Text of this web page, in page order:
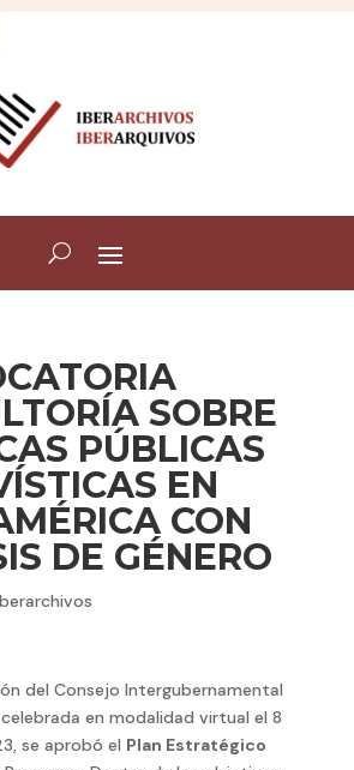
SOBRE
PÚBLICAS
EN
CON
DE GÉNERO
del Consejo Intergubernamental
en modalidad virtual el 8
se aprobó el Plan Estratégico